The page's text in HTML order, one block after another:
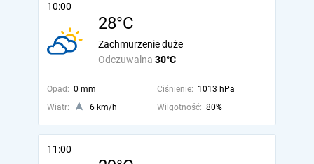
10:00
28°C
Odczuwalna 30°C
Zachmurzenie duże
Opad: 0 mm Ciśnienie: 1013 hPa
Wiatr:
6 km/h Wilgotność: 80%
11:00